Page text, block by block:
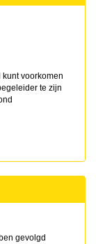
voorkomen
te zijn
gevolgd